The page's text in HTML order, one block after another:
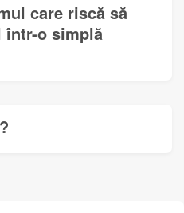
care riscă să
într-o simplă